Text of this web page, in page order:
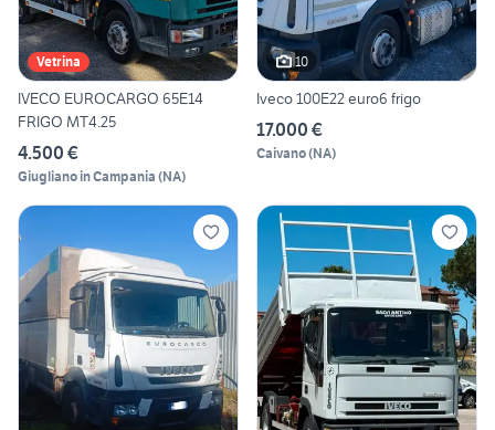
Vetrina
IVECO EUROCARGO 65E14
FRIGO MT4.25
4.500 €
Giugliano in Campania (NA)
10
Iveco 100E22 euro6 frigo
17.000 €
Caivano(NA)